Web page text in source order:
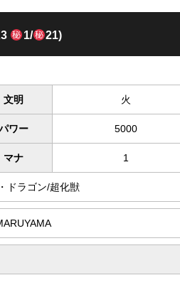
1/ 21)
文明 火
ワー 5000
マナ 1
ドラゴン/超化獣